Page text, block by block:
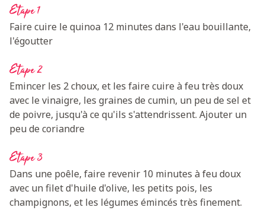
Etape 1
Faire cuire le quinoa 12 minutes dans l'eau bouillante,
l'égoutter
Etape 2
Emincer les 2 choux, et les faire cuire à feu très doux
avec le vinaigre, les graines de cumin, un peu de sel et
de poivre, jusqu'à ce qu'ils s'attendrissent. Ajouter un
peu de coriandre
Etape 3
Dans une poêle, faire revenir 10 minutes à feu doux
avec un filet d'huile d'olive, les petits pois, les
champignons, et les légumes émincés très finement.